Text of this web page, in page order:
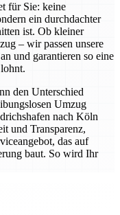
für Sie: keine
ein durchdachter
ist. Ob kleiner
– wir passen unsere
und garantieren so eine
den Unterschied
Umzug
nach Köln
und Transparenz,
das auf
baut. So wird Ihr